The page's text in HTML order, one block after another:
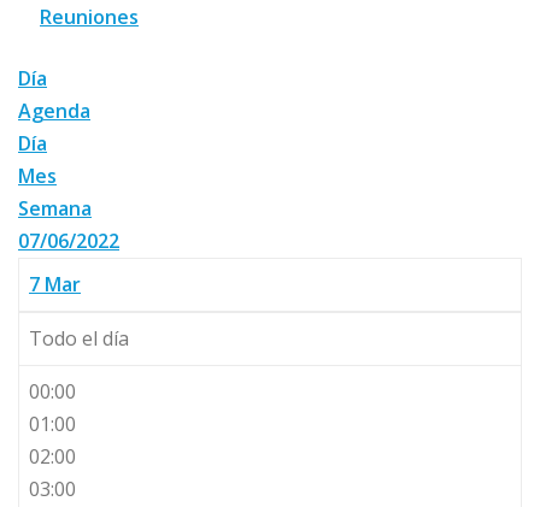
Reuniones
Día
Agenda
Día
Mes
Semana
07/06/2022
7 Mar
Todo el día
00:00
01:00
02:00
03:00